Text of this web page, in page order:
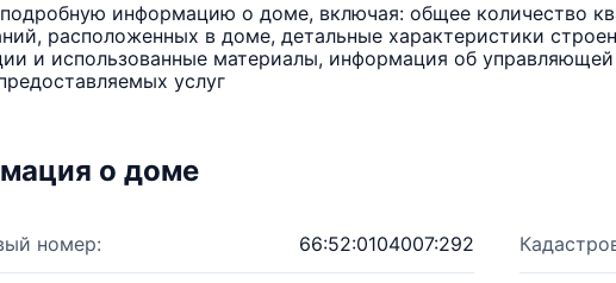
информацию о доме, включая: общее количество
расположенных в доме, детальные характеристики
и использованные материалы, информация об
услуг
о доме
номер: 66:52:0104007:292